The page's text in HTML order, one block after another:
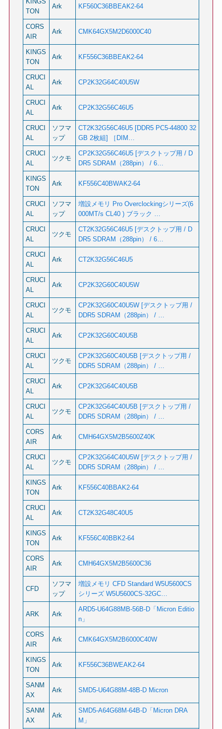
TON
Ark KF560C36BBEAK2-64
CORS
AIR
Ark CMK64GX5M2D6000C40
KINGS
TON
Ark KF556C36BBEAK2-64
CRUCI
AL
Ark CP2K32G64C40U5W
CRUCI
AL
Ark CP2K32G56C46U5
CRUCI
AL
ソフマ
ップ
CT2K32G56C46U5 [DDR5 PC5-44800 32
GB 2枚組] ［DIM…
CRUCI
AL
ツクモ
CP2K32G56C46U5 [デスクトップ用 / D
DR5 SDRAM（288pin） / 6…
KINGS
TON
Ark KF556C40BWAK2-64
CRUCI
AL
ソフマ
ップ
増設メモリ Pro Overclockingシリーズ(6
000MT/s CL40 ) ブラック …
CRUCI
AL
ツクモ
CT2K32G56C46U5 [デスクトップ用 / D
DR5 SDRAM（288pin） / 6…
CRUCI
AL
Ark CT2K32G56C46U5
CRUCI
AL
Ark CP2K32G60C40U5W
CRUCI
AL
ツクモ
CP2K32G60C40U5W [デスクトップ用 /
DDR5 SDRAM（288pin） / …
CRUCI
AL
Ark CP2K32G60C40U5B
CRUCI
AL
ツクモ
CP2K32G60C40U5B [デスクトップ用 /
DDR5 SDRAM（288pin） / …
CRUCI
AL
Ark CP2K32G64C40U5B
CRUCI
AL
ツクモ
CP2K32G64C40U5B [デスクトップ用 /
DDR5 SDRAM（288pin） / …
CORS
AIR
Ark CMH64GX5M2B5600Z40K
CRUCI
AL
ツクモ
CP2K32G64C40U5W [デスクトップ用 /
DDR5 SDRAM（288pin） / …
KINGS
TON
Ark KF556C40BBAK2-64
CRUCI
AL
Ark CT2K32G48C40U5
KINGS
TON
Ark KF556C40BBK2-64
CORS
AIR
Ark CMH64GX5M2B5600C36
CFD
ソフマ
ップ
増設メモリ CFD Standard W5U5600CS
シリーズ W5U5600CS-32GC…
ARK Ark
ARD5-U64G88MB-56B-D「Micron Editio
n」
CORS
AIR
Ark CMK64GX5M2B6000C40W
KINGS
TON
Ark KF556C36BWEAK2-64
SANM
AX
Ark SMD5-U64G88M-48B-D Micron
SANM
AX
Ark
SMD5-A64G68M-64B-D「Micron DRA
M」